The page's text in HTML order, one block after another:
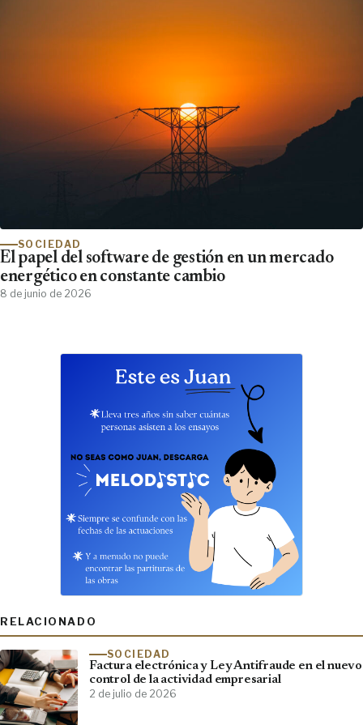
SOCIEDAD
El papel del software de gestión en un mercado
energético en constante cambio
8 de junio de 2026
RELACIONADO
SOCIEDAD
Factura electrónica y Ley Antifraude en el nuevo
control de la actividad empresarial
2 de julio de 2026